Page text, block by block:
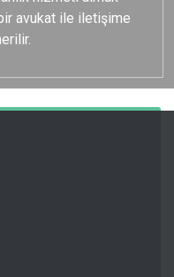
avukat ile iletişime